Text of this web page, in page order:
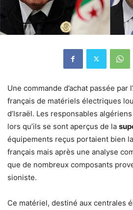
Une commande d’achat passée par
français de matériels électriques
d’Israël. Les responsables
lors qu’ils se sont aperçus de la
équipements reçus portaient bien
français mais après une analyse
que de nombreux composants
sioniste.
Ce matériel, destiné aux centrales